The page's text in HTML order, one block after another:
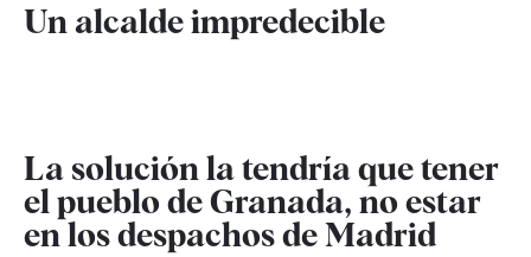
Un alcalde impredecible
La solución la tendría que tener
el pueblo de Granada, no estar
en los despachos de Madrid